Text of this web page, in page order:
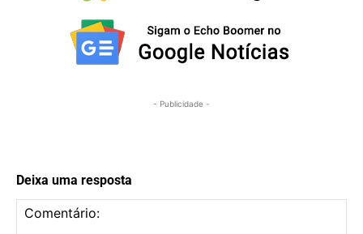
- Publicidade -
Deixa uma resposta